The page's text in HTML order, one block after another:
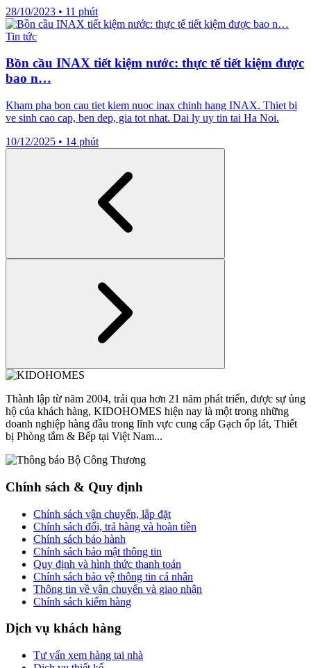
28/10/2023 • 11 phút
Tin tức
Bồn cầu INAX tiết kiệm nước: thực tế tiết kiệm được
bao n…
Kham pha bon cau tiet kiem nuoc inax chinh hang INAX. Thiet bi
ve sinh cao cap, ben dep, gia tot nhat. Dai ly uy tin tai Ha Noi.
10/12/2025 • 14 phút
Thành lập từ năm 2004, trải qua hơn 21 năm phát triển, được sự ủng
hộ của khách hàng, KIDOHOMES hiện nay là một trong những
doanh nghiệp hàng đầu trong lĩnh vực cung cấp Gạch ốp lát, Thiết
bị Phòng tắm & Bếp tại Việt Nam...
Chính sách & Quy định
Chính sách vận chuyển, lắp đặt
Chính sách đổi, trả hàng và hoàn tiền
Chính sách bảo hành
Chính sách bảo mật thông tin
Quy định và hình thức thanh toán
Chính sách bảo vệ thông tin cá nhân
Thông tin về vận chuyển và giao nhận
Chính sách kiểm hàng
Dịch vụ khách hàng
Tư vấn xem hàng tại nhà